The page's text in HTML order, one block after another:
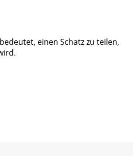
einen Schatz zu teilen,